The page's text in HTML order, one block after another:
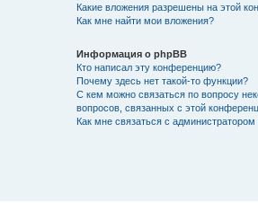
Какие вложения разрешены на этой
Как мне найти мои вложения?
Информация о phpBB
Кто написал эту конференцию?
Почему здесь нет такой-то функции?
С кем можно связаться по вопросу
вопросов, связанных с этой
Как мне связаться с